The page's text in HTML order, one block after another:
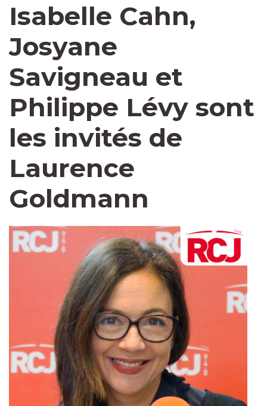
Isabelle Cahn,
Josyane
Savigneau et
Philippe Lévy sont
les invités de
Laurence
Goldmann